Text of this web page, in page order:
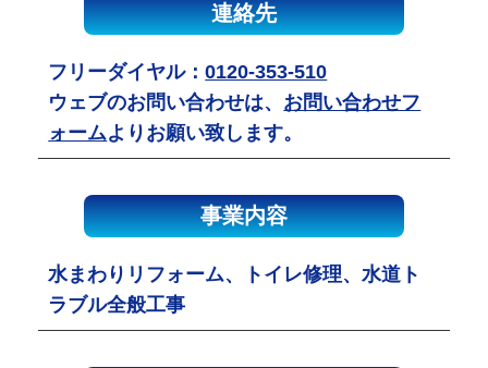
連絡先
フリーダイヤル：0120-353-510
ウェブのお問い合わせは、 お問い合わせフ
ォームよりお願い致します。
事業内容
水まわりリフォーム、トイレ修理、水道ト
ラブル全般工事